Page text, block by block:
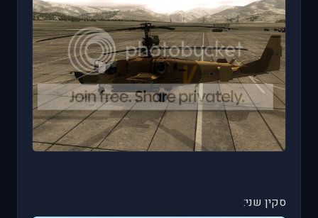
סקין שני: